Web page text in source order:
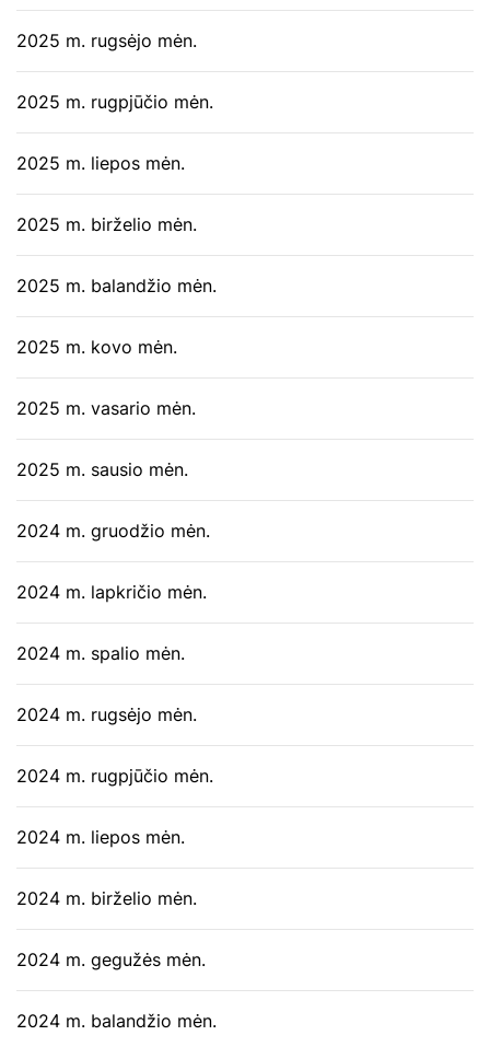
2025 m. rugsėjo mėn.
2025 m. rugpjūčio mėn.
2025 m. liepos mėn.
2025 m. birželio mėn.
2025 m. balandžio mėn.
2025 m. kovo mėn.
2025 m. vasario mėn.
2025 m. sausio mėn.
2024 m. gruodžio mėn.
2024 m. lapkričio mėn.
2024 m. spalio mėn.
2024 m. rugsėjo mėn.
2024 m. rugpjūčio mėn.
2024 m. liepos mėn.
2024 m. birželio mėn.
2024 m. gegužės mėn.
2024 m. balandžio mėn.